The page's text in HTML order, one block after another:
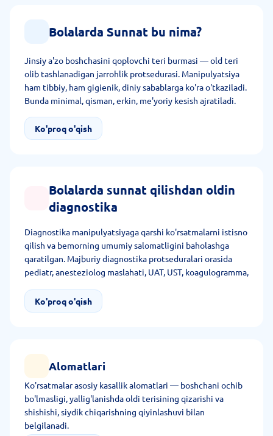
Bolalarda Sunnat bu nima?
Jinsiy a'zo boshchasini qoplovchi teri burmasi — old teri
olib tashlanadigan jarrohlik protsedurasi. Manipulyatsiya
ham tibbiy, ham gigienik, diniy sabablarga ko'ra o'tkaziladi.
Bunda minimal, qisman, erkin, me'yoriy kesish ajratiladi.
Ko'proq o'qish
Bolalarda sunnat qilishdan oldin
diagnostika
Diagnostika manipulyatsiyaga qarshi ko'rsatmalarni istisno
qilish va bemorning umumiy salomatligini baholashga
qaratilgan. Majburiy diagnostika protseduralari orasida
pediatr, anesteziolog maslahati, UAT, UST, koagulogramma,
gepatit V va Sga tahlil ajratiladi. Shuningdek, shifokor EKG,
najas ekishi va enterobiozga yo'naltiradi.
Ko'proq o'qish
Alomatlari
Ko'rsatmalar asosiy kasallik alomatlari — boshchani ochib
bo'lmasligi, yallig'lanishda oldi terisining qizarishi va
shishishi, siydik chiqarishning qiyinlashuvi bilan
belgilanadi.